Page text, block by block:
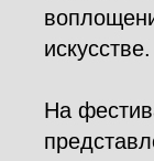
искусстве.
На